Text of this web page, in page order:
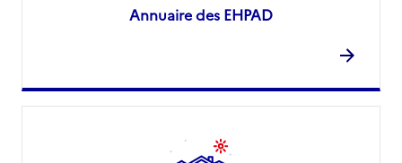
Annuaire des EHPAD